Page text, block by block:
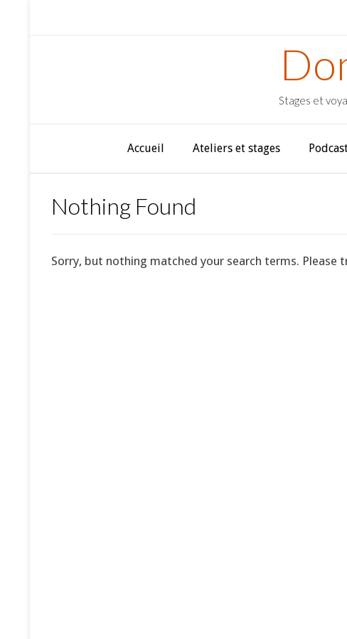
Stages et
Accueil Ateliers et stages
Nothing Found
Sorry, but nothing matched your search terms.